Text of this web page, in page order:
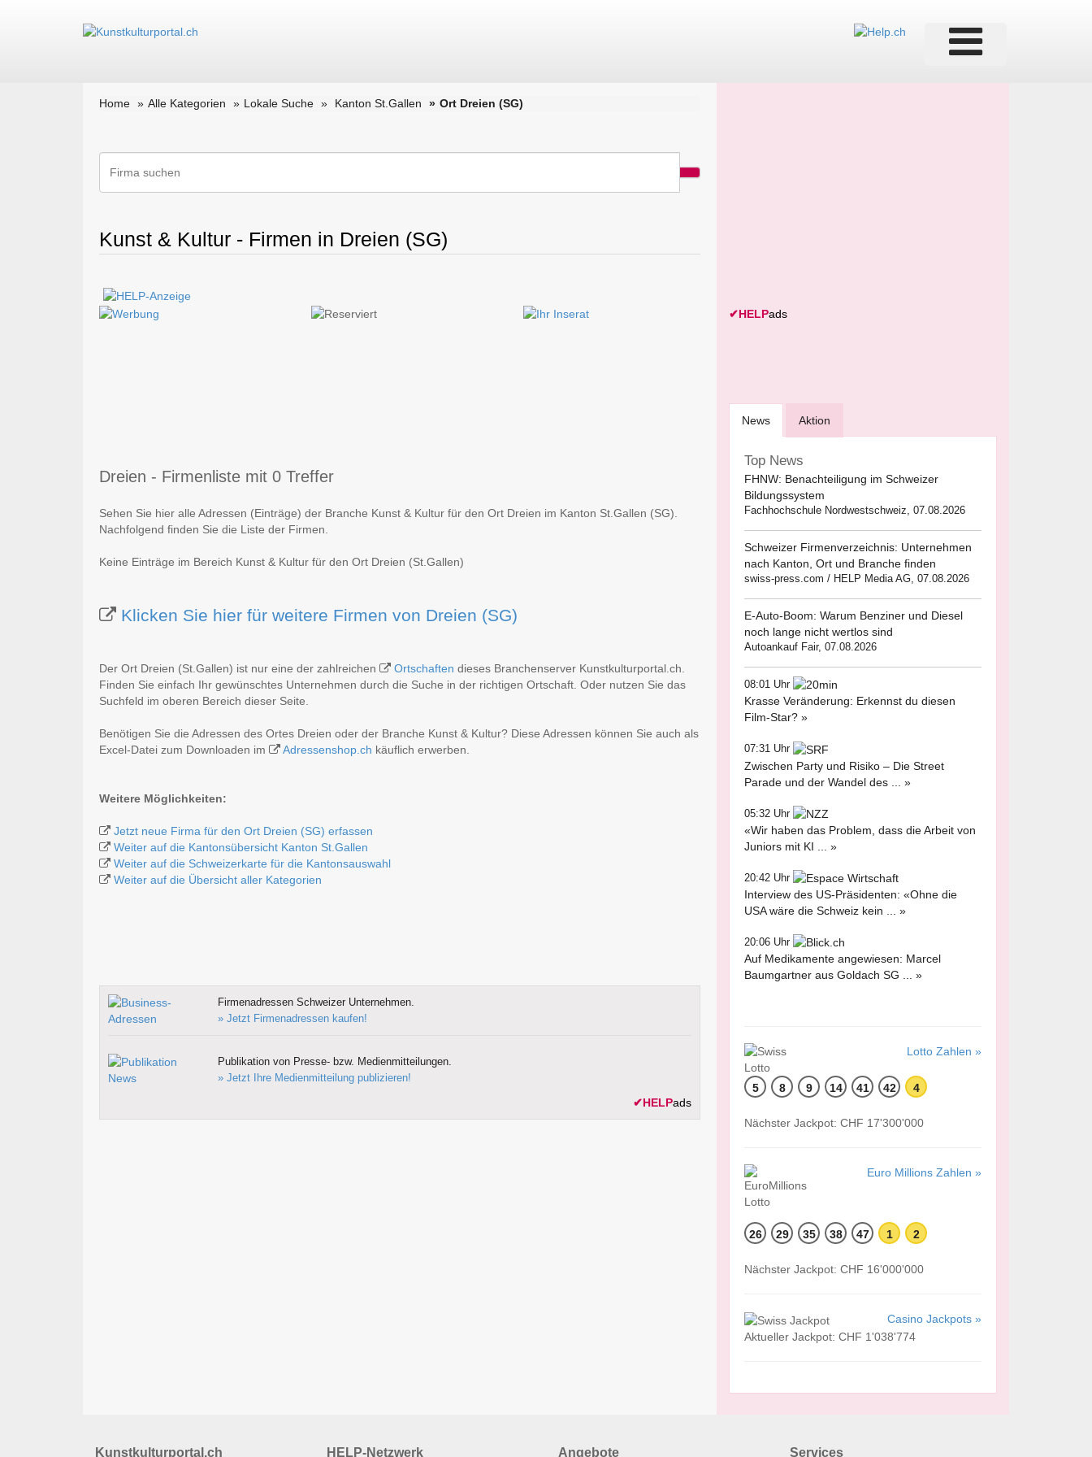
Home Alle Kategorien Lokale Suche Kanton St.Gallen Ort Dreien (SG)
Kunst & Kultur - Firmen in Dreien (SG)
Dreien - Firmenliste mit 0 Treffer
Sehen Sie hier alle Adressen (Einträge) der Branche Kunst & Kultur für den Ort Dreien im Kanton St.Gallen (SG).
Nachfolgend finden Sie die Liste der Firmen.
Keine Einträge im Bereich Kunst & Kultur für den Ort Dreien (St.Gallen)
Klicken Sie hier für weitere Firmen von Dreien (SG)
Der Ort Dreien (St.Gallen) ist nur eine der zahlreichen Ortschaften dieses Branchenserver Kunstkulturportal.ch.
Finden Sie einfach Ihr gewünschtes Unternehmen durch die Suche in der richtigen Ortschaft. Oder nutzen Sie das
Suchfeld im oberen Bereich dieser Seite.
Benötigen Sie die Adressen des Ortes Dreien oder der Branche Kunst & Kultur? Diese Adressen können Sie auch als
Excel-Datei zum Downloaden im
Adressenshop.ch käuflich erwerben.
Weitere Möglichkeiten:
Jetzt neue Firma für den Ort Dreien (SG) erfassen
Weiter auf die Kantonsübersicht Kanton St.Gallen
Weiter auf die Schweizerkarte für die Kantonsauswahl
Weiter auf die Übersicht aller Kategorien
Firmenadressen Schweizer Unternehmen.
» Jetzt Firmenadressen kaufen!
Publikation von Presse- bzw. Medienmitteilungen.
» Jetzt Ihre Medienmitteilung publizieren!
✔HELPads
✔HELPads
News Aktion
Top News
FHNW: Benachteiligung im Schweizer
Bildungssystem
Fachhochschule Nordwestschweiz, 07.08.2026
Schweizer Firmenverzeichnis: Unternehmen
nach Kanton, Ort und Branche finden
swiss-press.com / HELP Media AG, 07.08.2026
E-Auto-Boom: Warum Benziner und Diesel
noch lange nicht wertlos sind
Autoankauf Fair, 07.08.2026
08:01 Uhr
Krasse Veränderung: Erkennst du diesen
Film-Star? »
07:31 Uhr
Zwischen Party und Risiko – Die Street
Parade und der Wandel des ... »
05:32 Uhr
«Wir haben das Problem, dass die Arbeit von
Juniors mit KI ... »
20:42 Uhr
Interview des US-Präsidenten: «Ohne die
USA wäre die Schweiz kein ... »
20:06 Uhr
Auf Medikamente angewiesen: Marcel
Baumgartner aus Goldach SG ... »
Lotto Zahlen »
5 8 9 14 41 42 4
Nächster Jackpot: CHF 17'300'000
Euro Millions Zahlen »
26 29 35 38 47 1 2
Nächster Jackpot: CHF 16'000'000
Casino Jackpots »
Aktueller Jackpot: CHF 1'038'774
Kunstkulturportal.ch HELP-Netzwerk Angebote Services